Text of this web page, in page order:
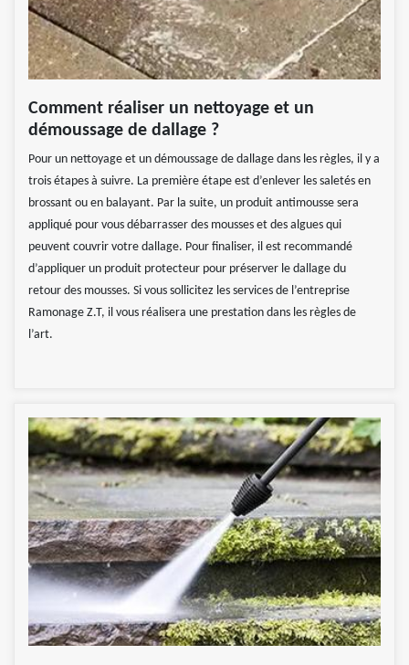
Comment réaliser un nettoyage et un
démoussage de dallage ?
Pour un nettoyage et un démoussage de dallage dans les règles, il y a
trois étapes à suivre. La première étape est d’enlever les saletés en
brossant ou en balayant. Par la suite, un produit antimousse sera
appliqué pour vous débarrasser des mousses et des algues qui
peuvent couvrir votre dallage. Pour finaliser, il est recommandé
d’appliquer un produit protecteur pour préserver le dallage du
retour des mousses. Si vous sollicitez les services de l’entreprise
Ramonage Z.T, il vous réalisera une prestation dans les règles de
l’art.